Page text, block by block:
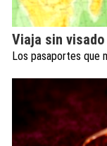
Viaja sin visado
Los pasaportes que